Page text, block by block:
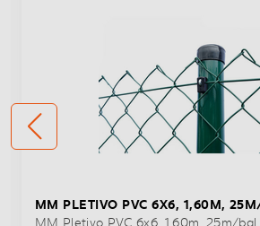
MM PLETIVO PVC 6X6, 1,60M,
MM Pletivo PVC 6x6, 1,60m, 25m/